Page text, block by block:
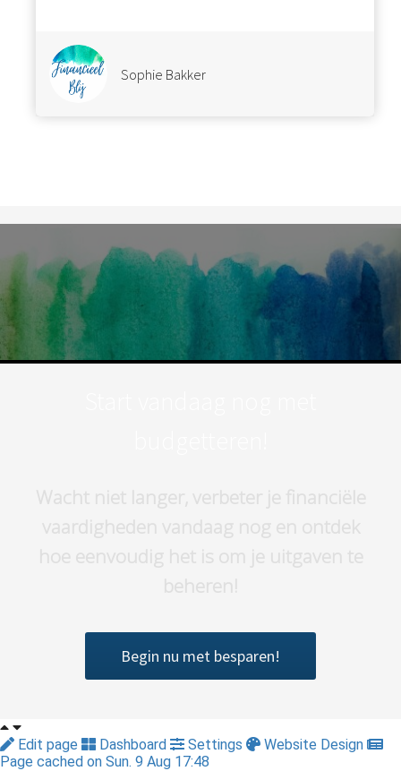
Sophie Bakker
Begin nu met besparen!
Edit page Dashboard Settings
Website Design
Page cached on Sun. 9 Aug 17:48